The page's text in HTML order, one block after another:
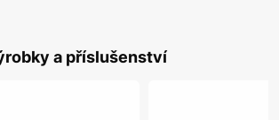
a příslušenství